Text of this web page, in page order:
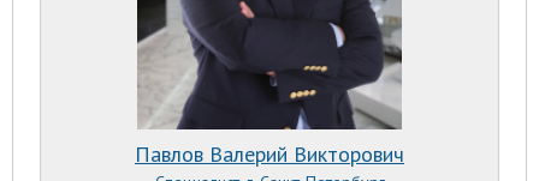
Павлов Валерий Викторович